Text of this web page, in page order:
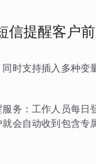
信提醒客户
时支持插入多种变
务：工作人员每日
会自动收到包含专